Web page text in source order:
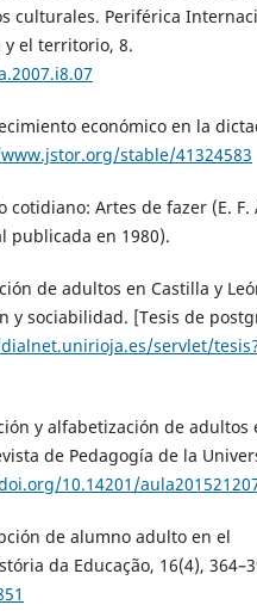
culturales. Periférica
y el territorio, 8.
económico en la
stable/41324583
cotidiano: Artes de fazer (E. F.
publicada en 1980).
de adultos en Castilla y
y sociabilidad. [Tesis de
servlet/
y alfabetización de adultos
de Pedagogía de la
10.14201/
de alumno adulto en el
da Educação, 16(4),